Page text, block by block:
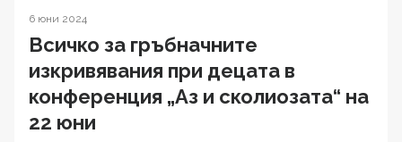
6 юни 2024
Всичко за гръбначните
изкривявания при децата в
конференция „Аз и сколиозата“ на
22 юни